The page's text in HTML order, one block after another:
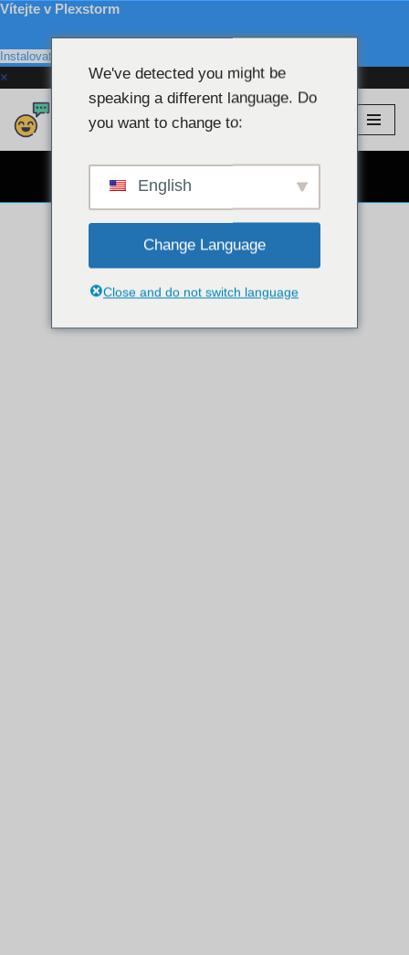
Vítejte v Plexstorm
Instalovat
×
Přejít
Plexstorm 💖 VIP modelky
ZDARMA WEBKAMEROVÝ CHAT 👉
We've detected you might be
speaking a different language. Do
you want to change to:
English
Change Language
Close and do not switch language